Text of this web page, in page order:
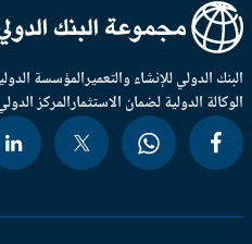
الدولي للإنشاء والتعميرالمؤسسة الدولية
الدولية لضمان الاستثمارالمركز الدولي